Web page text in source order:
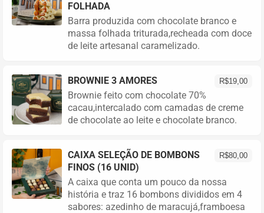
FOLHADA
Barra produzida com chocolate branco e
massa folhada triturada,recheada com doce
de leite artesanal caramelizado.
R$19,00
BROWNIE 3 AMORES
Brownie feito com chocolate 70%
cacau,intercalado com camadas de creme
de chocolate ao leite e chocolate branco.
R$80,00
CAIXA SELEÇÃO DE BOMBONS
FINOS (16 UNID)
A caixa que conta um pouco da nossa
história e traz 16 bombons divididos em 4
sabores: azedinho de maracujá,framboesa